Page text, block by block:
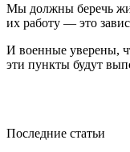
Мы должны беречь
их работу — это
И военные уверены,
эти пункты будут
Последние статьи